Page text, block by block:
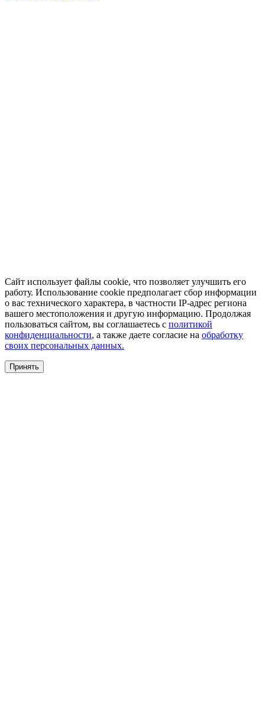
Сайт использует файлы cookie, что позволяет улучшить его
работу. Использование cookie предполагает сбор информации
о вас технического характера, в частности IP-адрес региона
вашего местоположения и другую информацию. Продолжая
пользоваться сайтом, вы соглашаетесь с политикой
конфиденциальности, а также даете согласие на обработку
своих персональных данных.
Принять